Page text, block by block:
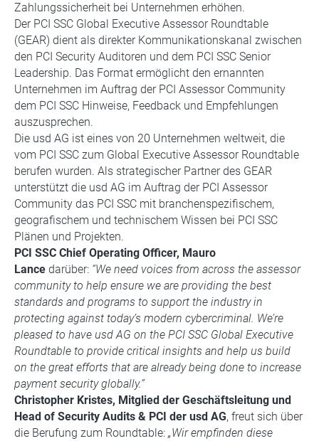
Zahlungssicherheit bei Unternehmen erhöhen.
Der PCI SSC Global Executive Assessor Roundtable
(GEAR) dient als direkter Kommunikationskanal zwischen
den PCI Security Auditoren und dem PCI SSC Senior
Leadership. Das Format ermöglicht den ernannten
Unternehmen im Auftrag der PCI Assessor Community
dem PCI SSC Hinweise, Feedback und Empfehlungen
auszusprechen.
Die usd AG ist eines von 20 Unternehmen weltweit, die
vom PCI SSC zum Global Executive Assessor Roundtable
berufen wurden. Als strategischer Partner des GEAR
unterstützt die usd AG im Auftrag der PCI Assessor
Community das PCI SSC mit branchenspezifischem,
geografischem und technischem Wissen bei PCI SSC
Plänen und Projekten.
PCI SSC Chief Operating Officer, Mauro
Lance darüber: “We need voices from across the assessor
community to help ensure we are providing the best
standards and programs to support the industry in
protecting against today’s modern cybercriminal. We’re
pleased to have usd AG on the PCI SSC Global Executive
Roundtable to provide critical insights and help us build
on the great efforts that are already being done to increase
payment security globally.”
Christopher Kristes, Mitglied der Geschäftsleitung und
Head of Security Audits & PCI der usd AG, freut sich über
die Berufung zum Roundtable: „Wir empfinden diese